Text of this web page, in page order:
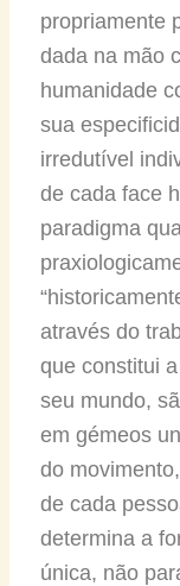
propriamente
dada na mão
humanidade
sua
irredutível
de cada face
paradigma
através do
que constitui
seu mundo,
em gémeos
do
de cada
determina a
única, não